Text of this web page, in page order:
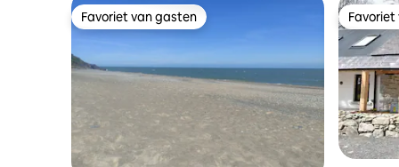
Favoriet van gasten
Favoriet van gasten